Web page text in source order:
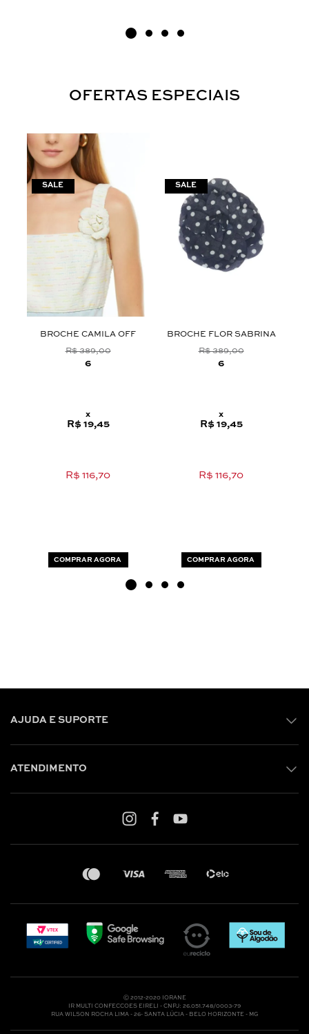
OFERTAS ESPECIAIS
BROCHE CAMILA OFF
R$ 389,00
6
x
R$ 19,45
R$ 116,70
COMPRAR AGORA
BROCHE FLOR SABRINA
R$ 389,00
6
x
R$ 19,45
R$ 116,70
COMPRAR AGORA
AJUDA E SUPORTE
ATENDIMENTO
Whatsapp: (31) 97219-6604
Nossas Lojas
Ⓒ 2012-2020 IORANE
IR MULTI CONFECCOES EIRELI - CNPJ: 26.051.748/0003-79
RUA WILSON ROCHA LIMA - 26- SANTA LÚCIA - BELO HORIZONTE - MG